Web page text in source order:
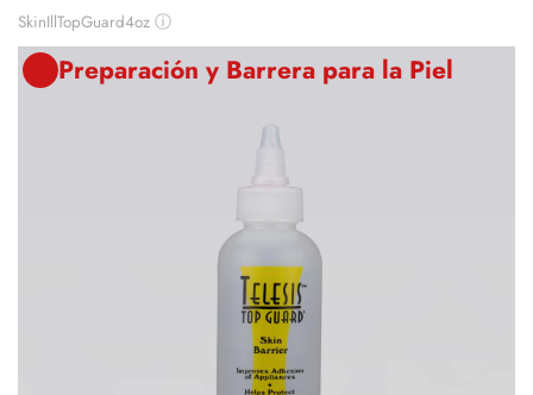
SkinIllTopGuard4oz ⓘ
Preparación y Barrera para la Piel